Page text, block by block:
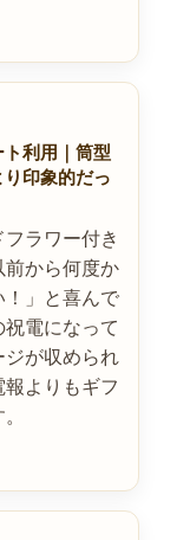
利用｜筒型
印象的だっ
ラワー付き
前から何度か
！」と喜んで
電になって
ジが収められ
よりもギフ